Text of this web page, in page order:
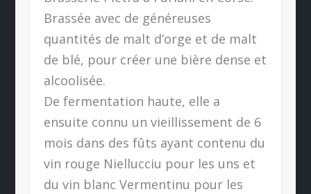
Brassée avec de généreuses
quantités de malt d’orge et de malt
de blé, pour créer une bière dense et
alcoolisée.
De fermentation haute, elle a
ensuite connu un vieillissement de 6
mois dans des fûts ayant contenu du
vin rouge Niellucciu pour les uns et
du vin blanc Vermentinu pour les